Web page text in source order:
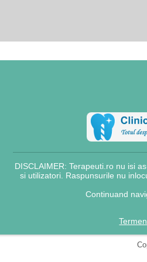
pentru bani.
DISCLAIMER: Terapeuti.ro nu isi
si utilizatori. Raspunsurile nu
Continuand